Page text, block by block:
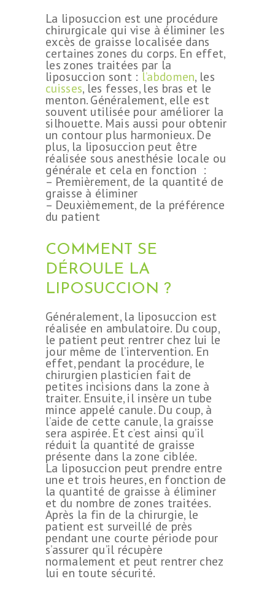
La liposuccion est une procédure
chirurgicale qui vise à éliminer les
excès de graisse localisée dans
certaines zones du corps. En effet,
les zones traitées par la
liposuccion sont : l’abdomen, les
cuisses, les fesses, les bras et le
menton. Généralement, elle est
souvent utilisée pour améliorer la
silhouette. Mais aussi pour obtenir
un contour plus harmonieux. De
plus, la liposuccion peut être
réalisée sous anesthésie locale ou
générale et cela en fonction :
– Premièrement, de la quantité de
graisse à éliminer
– Deuxièmement, de la préférence
du patient
COMMENT SE
DÉROULE LA
LIPOSUCCION ?
Généralement, la liposuccion est
réalisée en ambulatoire. Du coup,
le patient peut rentrer chez lui le
jour même de l’intervention. En
effet, pendant la procédure, le
chirurgien plasticien fait de
petites incisions dans la zone à
traiter. Ensuite, il insère un tube
mince appelé canule. Du coup, à
l’aide de cette canule, la graisse
sera aspirée. Et c’est ainsi qu’il
réduit la quantité de graisse
présente dans la zone ciblée.
La liposuccion peut prendre entre
une et trois heures, en fonction de
la quantité de graisse à éliminer
et du nombre de zones traitées.
Après la fin de la chirurgie, le
patient est surveillé de près
pendant une courte période pour
s’assurer qu’il récupère
normalement et peut rentrer chez
lui en toute sécurité.